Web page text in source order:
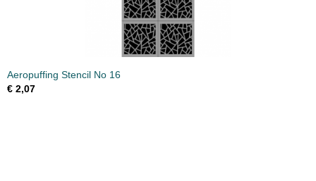
Aeropuffing Stencil No 16
€ 2,07